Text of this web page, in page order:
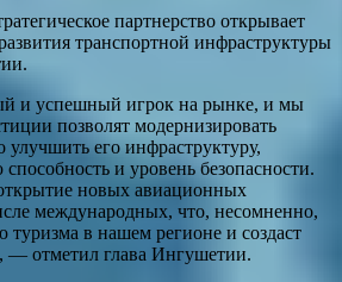
партнерство открывает
транспортной инфраструктуры
и успешный игрок на рынке, и мы
позволят модернизировать
улучшить его инфраструктуру,
и уровень безопасности.
новых авиационных
международных, что, несомненно,
туризма в нашем регионе и создаст
— отметил глава Ингушетии.